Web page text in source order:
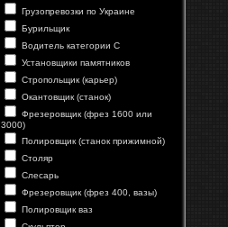
Грузопревозки по Украине
Бурильщик
Водитель категории С
Установщики памятников
Стропольщик (карьер)
Окантовщик (станок)
Фрезеровщик (фрез 1600 или
3000)
Полировщик (станок прижимной)
Столяр
Слесарь
Фрезеровщик (фрез 400, вазы)
Полировщик ваз